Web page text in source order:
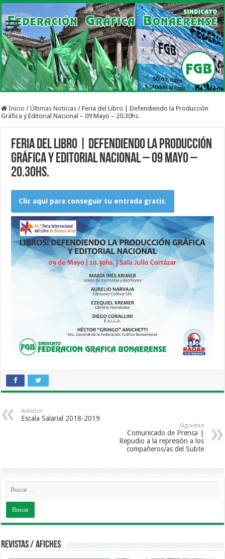
Inicio / Últimas Noticias / Feria del Libro | Defendiendo la Producción
Gráfica y Editorial Nacional – 09 Mayo – 20.30hs.
Feria del Libro | Defendiendo la Producción
Gráfica y Editorial Nacional – 09 Mayo –
20.30hs.
Clic aquí para conseguir tu entrada gratis.
Anterior
Escala Salarial 2018-2019
Siguiente
Comunicado de Prensa |
Repudio a la represión a los
compañeros/as del Subte
Revistas / Afiches